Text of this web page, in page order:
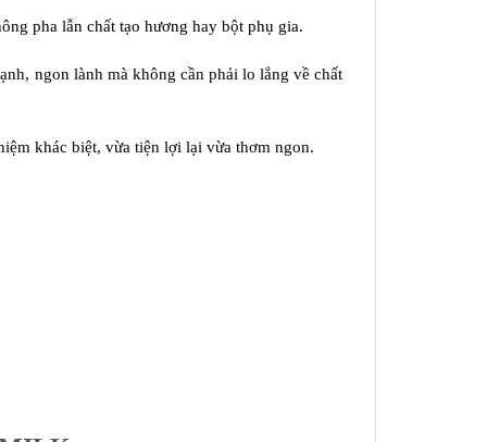
pha lẫn chất tạo hương hay bột phụ gia.
ngon lành mà không cần phải lo lắng về chất
khác biệt, vừa tiện lợi lại vừa thơm ngon.